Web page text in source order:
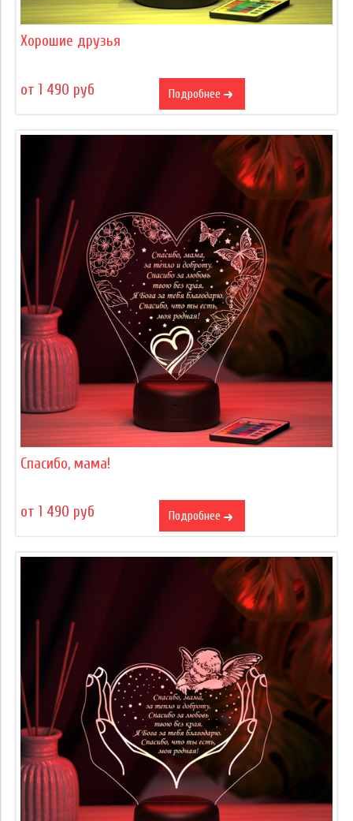
Хорошие друзья
от 1 490 руб Подробнее
Спасибо, мама!
от 1 490 руб Подробнее